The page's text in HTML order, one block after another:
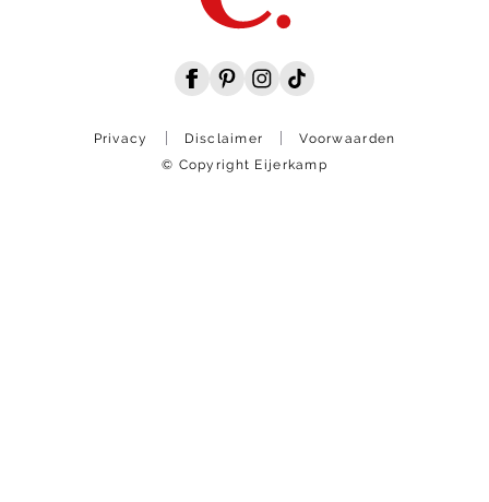
Privacy Disclaimer
Voorwaarden
© Copyright Eijerkamp